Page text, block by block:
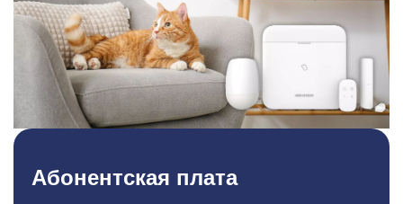
Абонентская плата